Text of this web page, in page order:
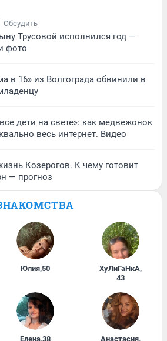
Обсудить
Трусовой исполнился год —
фото
в 16» из Волгограда обвинили в
дети на свете»: как медвежонок
весь интернет. Видео
Козерогов. К чему готовит
— прогноз
Юлия,50 ХуЛиГаНкА,
43
Елена,38 Анастасия,